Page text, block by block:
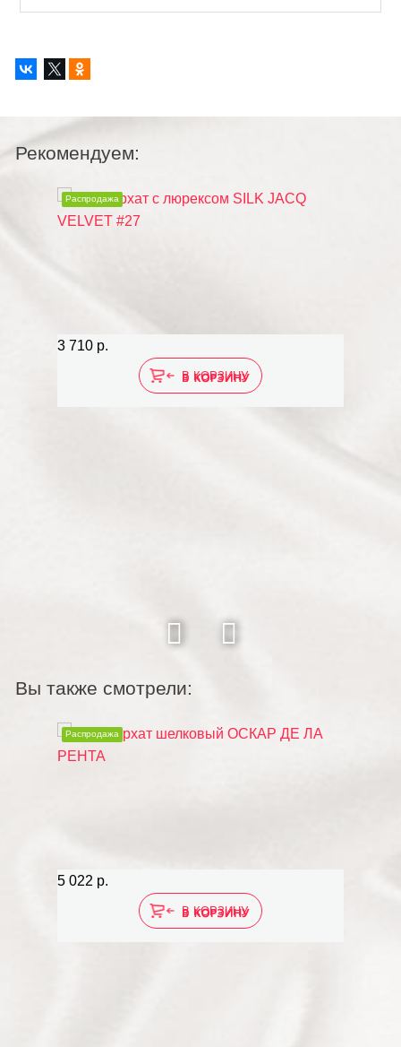
Рекомендуем:
3 710 р.
Распродажа
В КОРЗИНУ
Вы также смотрели:
5 022 р.
Распродажа
В КОРЗИНУ